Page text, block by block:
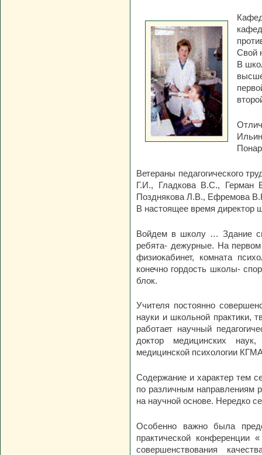
Свой
В
Ветераны педагогического
Г.И., Гладкова В.С., Герман
Позднякова Л.В., Ефремова
В настоящее время директор
Войдем в школу … Здание
ребята- дежурные. На
физиокабинет, комната
конечно гордость школы-
блок.
Учителя постоянно
науки и школьной практики,
работает научный
доктор медицинских
медицинской психологии
Содержание и характер тем
по различным направлениям
на научной основе. Нередко
Особенно важно была
практической конференции
совершенствования